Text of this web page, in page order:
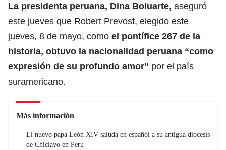
La presidenta peruana, Dina Boluarte, aseguró
este jueves que Robert Prevost, elegido este
jueves, 8 de mayo, como el pontífice 267 de la
historia, obtuvo la nacionalidad peruana “como
expresión de su profundo amor” por el país
suramericano.
Más información
El nuevo papa León XIV saluda en español a su antigua diócesis
de Chiclayo en Perú